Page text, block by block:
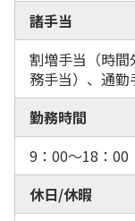
諸手当
割増手当（時
務手当）、通勤
勤務時間
9：00～18：00
休日/休暇